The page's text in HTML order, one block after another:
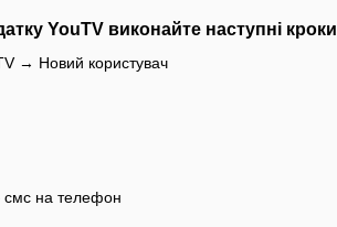
YouTV виконайте наступні кроки
→ Новий користувач
смс на телефон